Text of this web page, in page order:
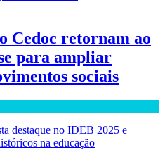
Cedoc retornam ao
para ampliar
sociais